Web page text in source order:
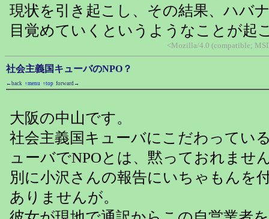
現状を引き起こし、その結果、ハバ
目覚めていくというようなことが起
<Mozilla/4.0 (compatible;
社会主義国キューバのNPO？
←back ↑menu ↑top forward→
大阪の中山です。
社会主義国キューバにこだわってい
ューバでNPOとは、黙っておれませ
別に小沢さんの報告にいちゃもんを
ありませんが。